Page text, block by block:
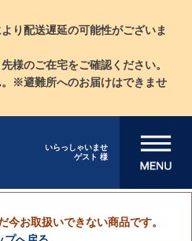
り配送遅延の可能性がございま
様のご在宅をご確認ください。
※避難所へのお届けはできませ
いらっしゃいませ
ゲスト 様
メニューを開
今お取扱いできない商品です。